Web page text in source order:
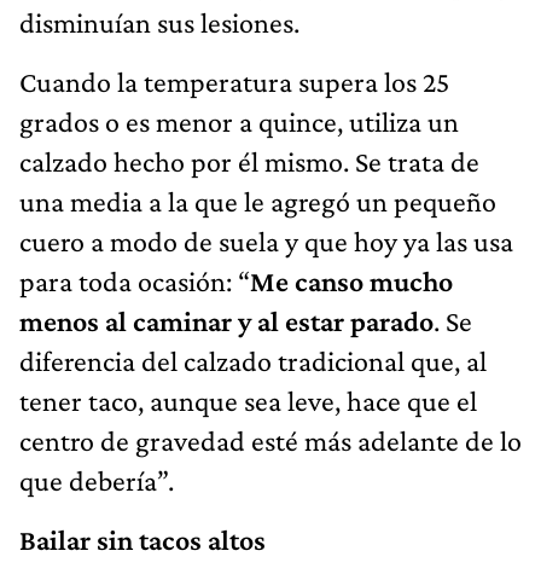
disminuían sus lesiones.
Cuando la temperatura supera los 25
grados o es menor a quince, utiliza un
calzado hecho por él mismo. Se trata de
una media a la que le agregó un pequeño
cuero a modo de suela y que hoy ya las usa
para toda ocasión: “Me canso mucho
menos al caminar y al estar parado. Se
diferencia del calzado tradicional que, al
tener taco, aunque sea leve, hace que el
centro de gravedad esté más adelante de lo
que debería”.
Bailar sin tacos altos